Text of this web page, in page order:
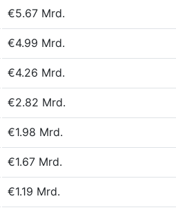
€5.67 Mrd.
€4.99 Mrd.
€4.26 Mrd.
€2.82 Mrd.
€1.98 Mrd.
€1.67 Mrd.
€1.19 Mrd.